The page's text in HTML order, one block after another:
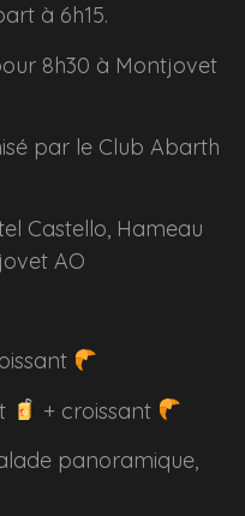
à 6h15.
8h30 à Montjovet
par le Club Abarth
Castello, Hameau
AO
+ croissant
panoramique,